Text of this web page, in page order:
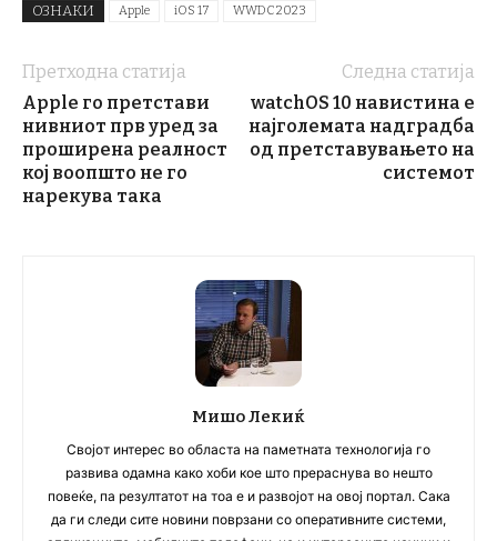
ОЗНАКИ Apple iOS 17 WWDC 2023
Претходна статија
Apple го претстави
нивниот прв уред за
проширена реалност
кој воопшто не го
нарекува така
Следна статија
watchOS 10 навистина е
најголемата надградба
од претставувањето на
системот
Мишо Лекиќ
Својот интерес во областа на паметната технологија го
развива одамна како хоби кое што прераснува во нешто
повеќе, па резултатот на тоа е и развојот на овој портал. Сака
да ги следи сите новини поврзани со оперативните системи,